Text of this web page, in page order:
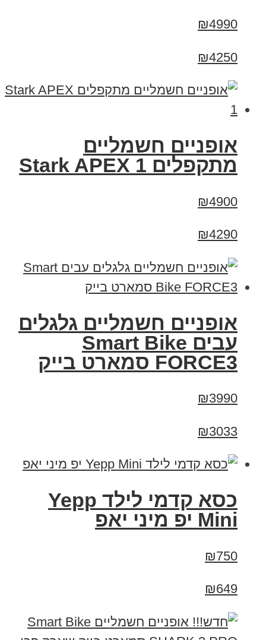
₪4990
₪4250
‏אופניים חשמליים
‏מתקפלים Stark APEX 1
₪4900
₪4290
אופניים חשמליים גלגלים
עבים Smart Bike
FORCE3 סמארט בייק
₪3990
₪3033
כסא קדמי לילד Yepp
Mini יפ מיני יאפ
₪750
₪649